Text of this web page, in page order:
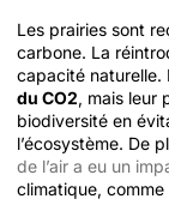
Les prairies sont
carbone. La
capacité naturelle.
du CO2, mais leur
biodiversité en
l’écosystème. De
de l’air a eu un
climatique,